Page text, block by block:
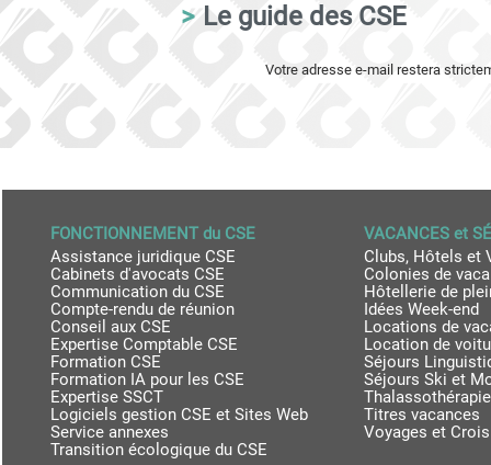
Le guide des CSE
>
Votre adresse e-mail restera
FONCTIONNEMENT du CSE
VACANCES et
Assistance juridique CSE
Clubs, Hôtels et
Cabinets d'avocats CSE
Colonies de
Communication du CSE
Hôtellerie de
Compte-rendu de réunion
Idées Week-end
Conseil aux CSE
Locations de
Expertise Comptable CSE
Location de
Formation CSE
Séjours
Formation IA pour les CSE
Séjours Ski et
Expertise SSCT
Logiciels gestion CSE et Sites Web
Titres vacances
Service annexes
Voyages et
Transition écologique du CSE